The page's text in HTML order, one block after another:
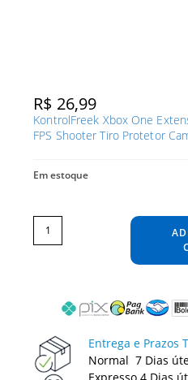
R$ 26,99
KontrolFreek Xbox One
FPS Shooter Tiro Protetor
Em estoque
KontrolFreek
Xbox
One
Extensor
Analogico
quantidade
Entrega e Prazos
Normal 7 Dias